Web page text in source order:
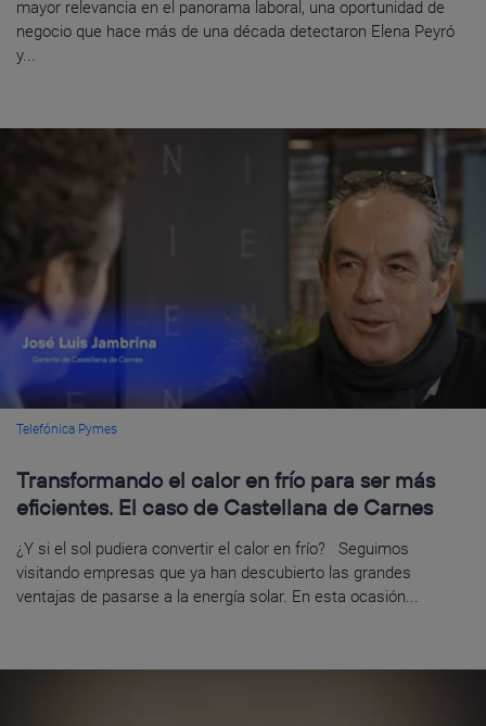
mayor relevancia en el panorama laboral, una oportunidad de
negocio que hace más de una década detectaron Elena Peyró
y...
Telefónica Pymes
Transformando el calor en frío para ser más
eficientes. El caso de Castellana de Carnes
¿Y si el sol pudiera convertir el calor en frío? Seguimos
visitando empresas que ya han descubierto las grandes
ventajas de pasarse a la energía solar. En esta ocasión...